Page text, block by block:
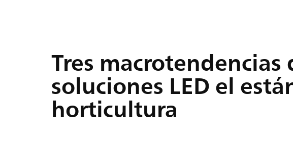
Tres macrotendencias
soluciones LED el
horticultura